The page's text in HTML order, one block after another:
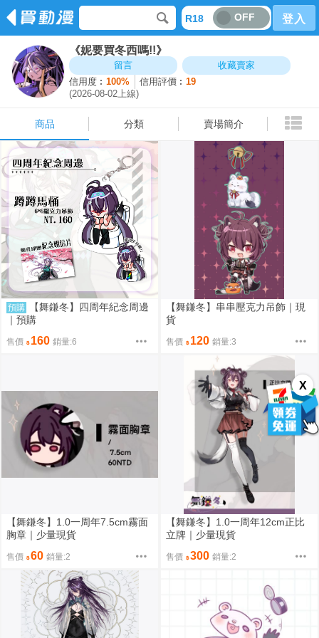
R18 OFF 登入
《妮要買冬西嗎!!》
留言
收藏賣家
信用度︰100% 信用評價︰19
(2026-08-02上線)
商品 分類 賣場簡介
X
預購
【舞鎌冬】四周年紀念周邊
｜預購
售價 160 銷量:6
【舞鎌冬】串串壓克力吊飾｜現
貨
售價 120 銷量:3
【舞鎌冬】1.0一周年7.5cm霧面
胸章｜少量現貨
售價 60 銷量:2
【舞鎌冬】1.0一周年12cm正比
立牌｜少量現貨
售價 300 銷量:2
商品 分類